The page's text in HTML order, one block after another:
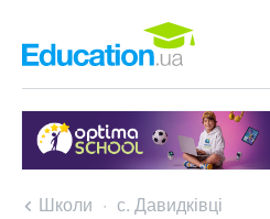
Школи с. Давидківці